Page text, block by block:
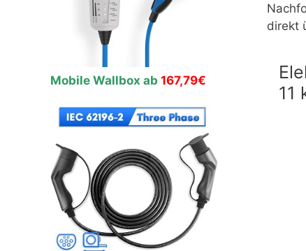
direkt
11
Mobile Wallbox ab 167,79€